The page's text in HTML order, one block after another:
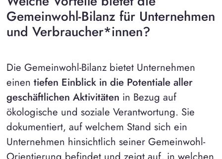
Gemeinwohl-Bilanz für Unternehmen
und Verbraucher*innen?
Die Gemeinwohl-Bilanz bietet Unternehmen
einen tiefen Einblick in die Potentiale aller
geschäftlichen Aktivitäten in Bezug auf
ökologische und soziale Verantwortung. Sie
dokumentiert, auf welchem Stand sich ein
Unternehmen hinsichtlich seiner Gemeinwohl-